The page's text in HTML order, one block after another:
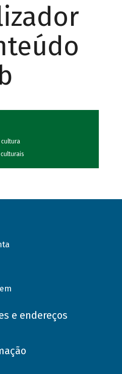
cultura
e endereços